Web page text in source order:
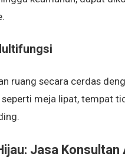
ruang secara cerdas
meja lipat, tempat
Jasa Konsultan